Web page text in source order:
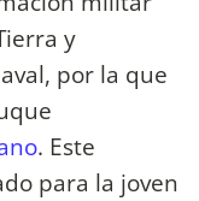
y
por la que
. Este
para la joven